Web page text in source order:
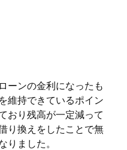
ーンの金利になったも
維持できているポイン
おり残高が一定減って
り換えをしたことで無
りました。